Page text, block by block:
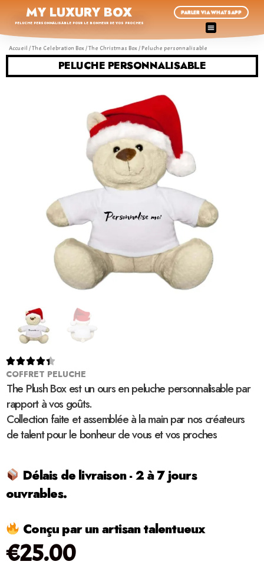
MY LUXURY BOX
PELUCHE PERSONNALISABLE POUR LE BONHEUR DE VOS PROCHES
PARLER VIA WHATSAPP
Accueil /The Celebration Box/The Christmas Box/ Peluche personnalisable
PELUCHE PERSONNALISABLE

COFFRET PELUCHE
The Plush Box est un ours en peluche personnalisable par
rapport à vos goûts.
Collection faite et assemblée à la main par nos créateurs
de talent pour le bonheur de vous et vos proches
Délais de livraison - 2 à 7 jours
ouvrables.
Conçu par un artisan talentueux
€25.00